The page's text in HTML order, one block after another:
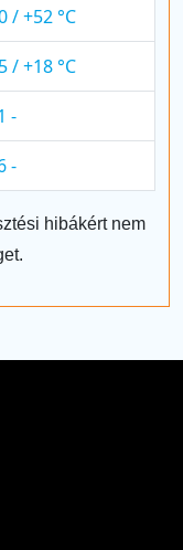
/ +52 °C
/ +18 °C
-
-
hibákért nem